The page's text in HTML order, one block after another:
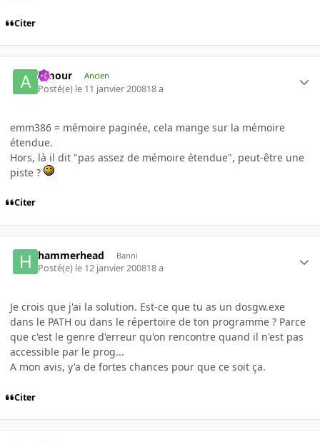
Citer
Amour Ancien
Posté(e) le 11 janvier 200818 a
emm386 = mémoire paginée, cela mange sur la mémoire
étendue.
Hors, là il dit "pas assez de mémoire étendue", peut-être une
piste ?
Citer
hammerhead Banni
Posté(e) le 12 janvier 200818 a
Je crois que j'ai la solution. Est-ce que tu as un dosgw.exe
dans le PATH ou dans le répertoire de ton programme ? Parce
que c'est le genre d'erreur qu'on rencontre quand il n'est pas
accessible par le prog...
A mon avis, y'a de fortes chances pour que ce soit ça.
Citer